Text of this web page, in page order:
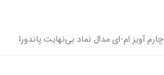
چارم آویز ام-ای مدال نماد بی‌نهایت پاندورا